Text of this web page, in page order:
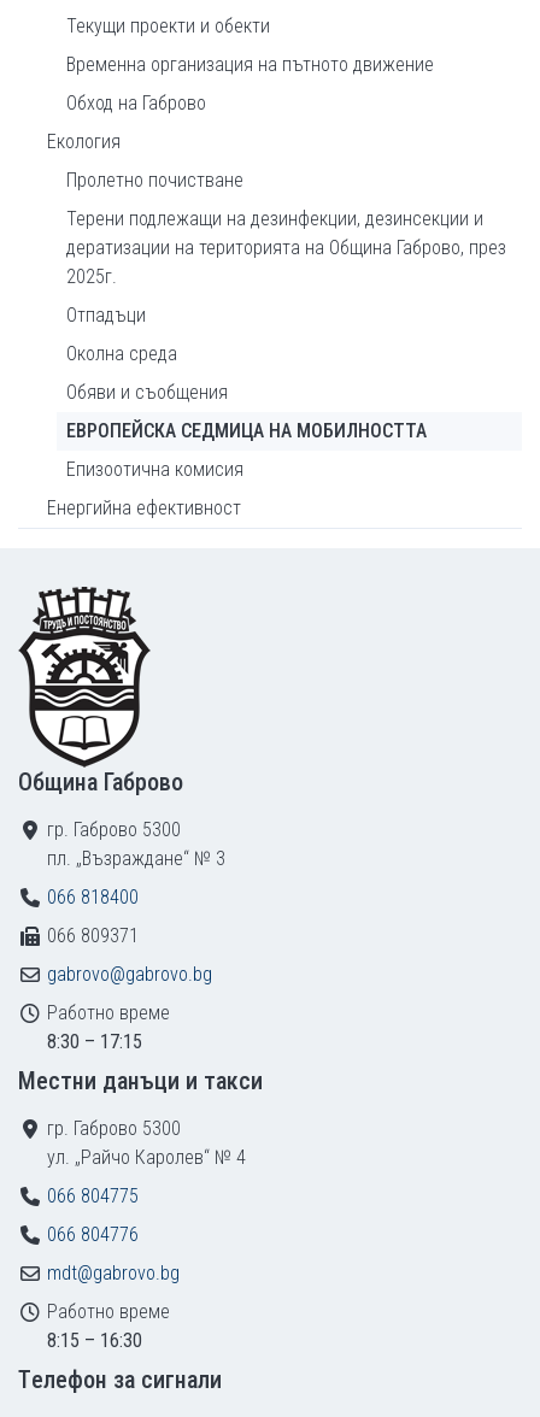
Текущи проекти и обекти
Временна организация на пътното движение
Обход на Габрово
Екология
Пролетно почистване
Терени подлежащи на дезинфекции, дезинсекции и
дератизации на територията на Община Габрово, през
2025г.
Отпадъци
Околна среда
Обяви и съобщения
ЕВРОПЕЙСКА СЕДМИЦА НА МОБИЛНОСТТА
Епизоотична комисия
Енергийна ефективност
Footer
Община Габрово
гр. Габрово 5300
пл. „Възраждане“ № 3
066 818400
066 809371
gabrovo@gabrovo.bg
Работно време
8:30 – 17:15
Местни данъци и такси
гр. Габрово 5300
ул. „Райчо Каролев“ № 4
066 804775
066 804776
mdt@gabrovo.bg
Работно време
8:15 – 16:30
Tелефон за сигнали